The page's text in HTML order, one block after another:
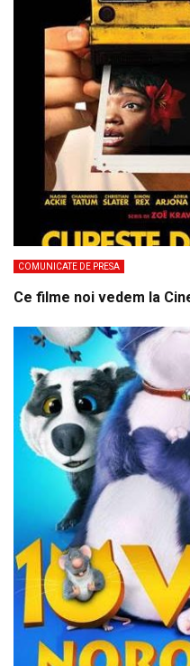
COMUNICATE DE PRESA
Ce filme noi vedem la